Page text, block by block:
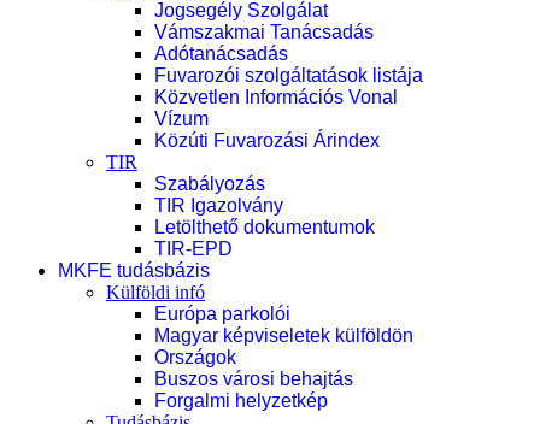
Jogsegély Szolgálat
Vámszakmai Tanácsadás
Adótanácsadás
Fuvarozói szolgáltatások listája
Közvetlen Információs Vonal
Vízum
Közúti Fuvarozási Árindex
TIR
Szabályozás
TIR Igazolvány
Letölthető dokumentumok
TIR-EPD
MKFE tudásbázis
Külföldi infó
Európa parkolói
Magyar képviseletek külföldön
Országok
Buszos városi behajtás
Forgalmi helyzetkép